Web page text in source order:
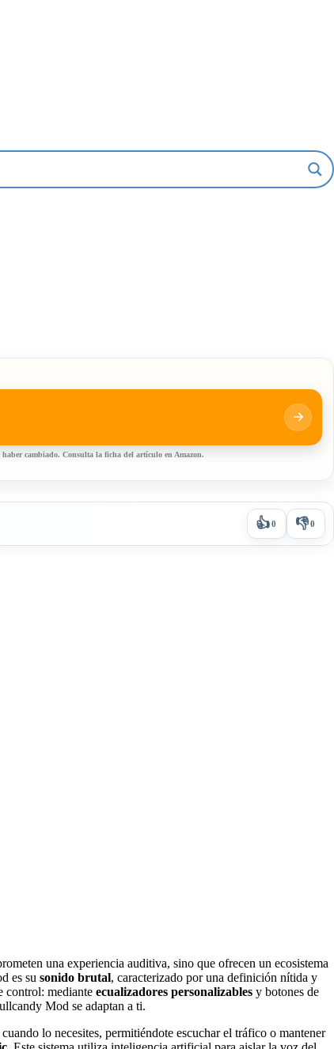
cambiado. Consulta la ficha del artículo en Amazon.
👍0 👎0
una experiencia auditiva, sino que ofrecen un ecosistema
es su sonido brutal, caracterizado por una definición nítida y
control: mediante ecualizadores personalizables y botones de
Mod se adaptan a ti.
lo necesites, permitiéndote escuchar el tráfico o mantener